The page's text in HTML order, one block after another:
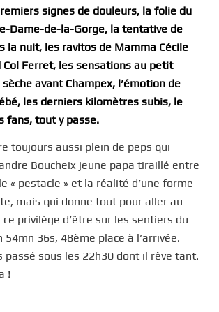
signes de douleurs, la folie du
Dame-de-la-Gorge, la tentative de
la nuit, les ravitos de Mamma Cécile
Col Ferret, les sensations au petit
avant Champex, l’émotion de
les derniers kilomètres subis, le
fans, tout y passe.
toujours aussi plein de peps qui
Boucheix jeune papa tiraillé entre
« pestacle » et la réalité d’une forme
mais qui donne tout pour aller au
privilège d’être sur les sentiers du
54mn 36s, 48ème place à l’arrivée.
passé sous les 22h30 dont il rêve tant.
!